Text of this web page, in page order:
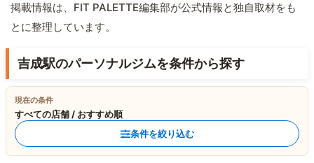
掲載情報は、FIT PALETTE編集部が公式情報と独自取材をも
とに整理しています。
吉成駅のパーソナルジムを条件から探す
現在の条件
すべての店舗 / おすすめ順
条件を絞り込む